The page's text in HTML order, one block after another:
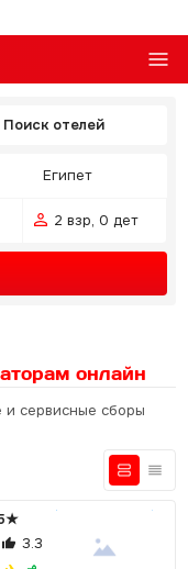
Поиск отелей
Египет
2 взр, 0 дет
онлайн
сервисные сборы
3.3